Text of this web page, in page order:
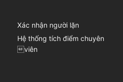
Xác nhận người lặn
Hệ thống tích điểm chuyên
viên